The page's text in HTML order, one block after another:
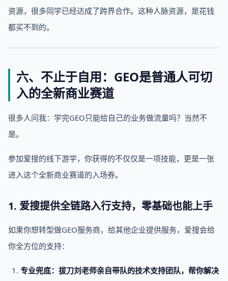
资源，很多同学已经达成了跨界合作。这种人脉资源，是花钱
都买不到的。
六、不止于自用：GEO是普通人可切
入的全新商业赛道
很多人问我：学完GEO只能给自己的业务做流量吗？当然不
是。
参加爱搜的线下游学，你获得的不仅仅是一项技能，更是一张
进入这个全新商业赛道的入场券。
1. 爱搜提供全链路入行支持，零基础也能上手
如果你想转型做GEO服务商，给其他企业提供服务，爱搜会给
你全方位的支持：
专业兜底：拔刀刘老师亲自带队的技术支持团队，帮你解决